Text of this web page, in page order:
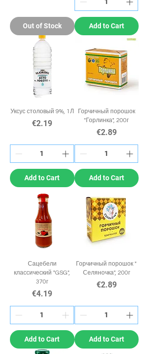
Out of Stock Add to Cart
Уксус столовый 9%, 1Л
Price
€2.19
Add to Cart
Горчичный порошок
"Горлинка", 200г
Price
€2.89
Add to Cart
Сацебели
классический "GSG",
370г
Price
€4.19
Add to Cart
Горчичный порошок "
Селяночка", 200г
Price
€2.89
Add to Cart